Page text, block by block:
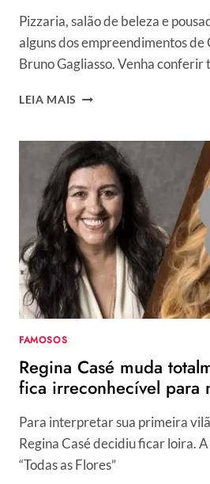
Pizzaria, salão de beleza e
alguns dos empreendimentos de
Bruno Gagliasso. Venha conferir
LEIA MAIS BRUNO
GIOVANNA
EWBANK:
13
EMPREENDIMENTOS
DE
SUCESSO
DO
CASAL
FAMOSOS
Regina Casé muda
fica irreconhecível para
Para interpretar sua primeira
Regina Casé decidiu ficar loira.
“Todas as Flores”